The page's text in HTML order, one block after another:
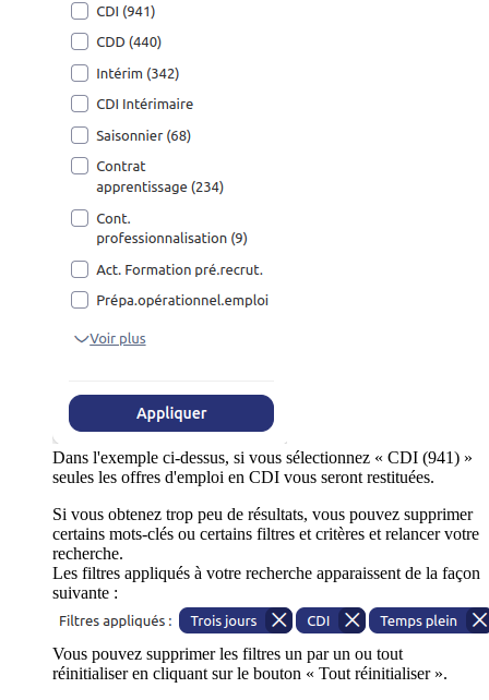
Dans l'exemple ci-dessus, si vous sélectionnez « CDI (941) »
seules les offres d'emploi en CDI vous seront restituées.
Si vous obtenez trop peu de résultats, vous pouvez supprimer
certains mots-clés ou certains filtres et critères et relancer votre
recherche.
Les filtres appliqués à votre recherche apparaissent de la façon
suivante :
Vous pouvez supprimer les filtres un par un ou tout
réinitialiser en cliquant sur le bouton « Tout réinitialiser ».